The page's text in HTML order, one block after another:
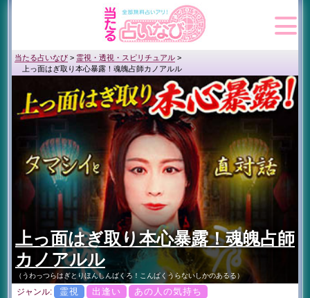
当たる占いなび > 霊視・透視・スピリチュアル >
上っ面はぎ取り本心暴露！魂魄占師カノアルル
上っ面はぎ取り本心暴露！魂魄占師
カノアルル
（うわっつらはぎとりほんしんばくろ！こんぱくうらないしかのあるる）
ジャンル: 霊視 出逢い あの人の気持ち